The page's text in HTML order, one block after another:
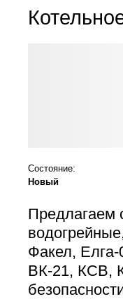
Состояние:
Новый
Предлагаем
Факел,
ВК-21, КСВ,